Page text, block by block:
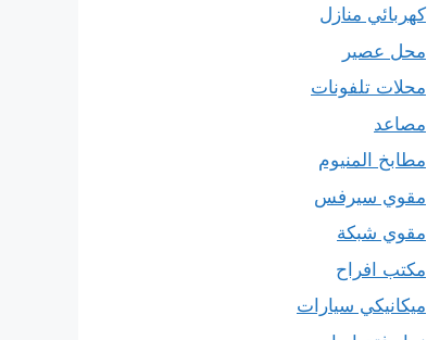
كهربائي منازل
محل عصير
محلات تلفونات
مصاعد
مطابخ المنيوم
مقوي سيرفس
مقوي شبكة
مكتب افراح
ميكانيكي سيارات